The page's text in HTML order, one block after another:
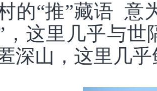
的“推”藏语 意
，这里几乎与世
深山，这里几